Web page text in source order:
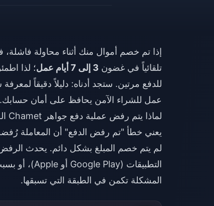
تلقائياً في غضون 3 إلى 7 أيام عمل
؛ لذا
للدفع مرتين. ستجد أدناه: دليلاً دقيقاً
عمل للشراء الآمن يحافظ على أمان حسابك.
لماذا يتم رفض عملية دفع جواهر Chamet الخاصة بي الآن؟
يعني خطأ "تم رفض الدفع" أن المعاملة
لم يتم خصم المبلغ بشكل دائم. يحدث
المشكلة تكمن في الطبقة التي تسبقها.